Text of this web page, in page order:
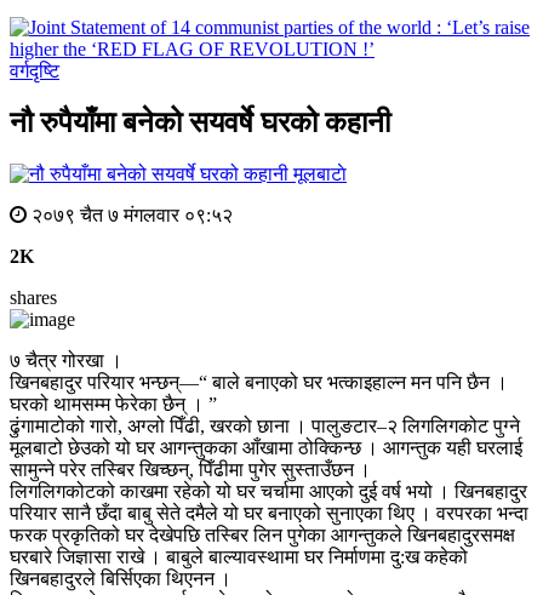
वर्गदृष्टि
नौ रुपैयाँमा बनेको सयवर्षे घरको कहानी
मूलबाटाे
२०७९ चैत ७ मंगलवार ०९:५२
2K
shares
७ चैत्र गोरखा ।
खिनबहादुर परियार भन्छन्—“ बाले बनाएको घर भत्काइहाल्न मन पनि छैन ।
घरको थामसम्म फेरेका छैन् । ”
ढुंगामाटोको गारो, अग्लो पिँढी, खरको छाना । पालुङटार–२ लिगलिगकोट पुग्ने
मूलबाटो छेउको यो घर आगन्तुकका आँखामा ठोक्किन्छ । आगन्तुक यही घरलाई
सामुन्ने परेर तस्बिर खिच्छन्, पिँढीमा पुगेर सुस्ताउँछन ।
लिगलिगकोटको काखमा रहेको यो घर चर्चामा आएको दुई वर्ष भयो । खिनबहादुर
परियार सानै छँदा बाबु सेते दमैले यो घर बनाएको सुनाएका थिए । वरपरका भन्दा
फरक प्रकृतिको घर देखेपछि तस्बिर लिन पुगेका आगन्तुकले खिनबहादुरसमक्ष
घरबारे जिज्ञासा राखे । बाबुले बाल्यावस्थामा घर निर्माणमा दु:ख कहेको
खिनबहादुरले बिर्सिएका थिएनन ।